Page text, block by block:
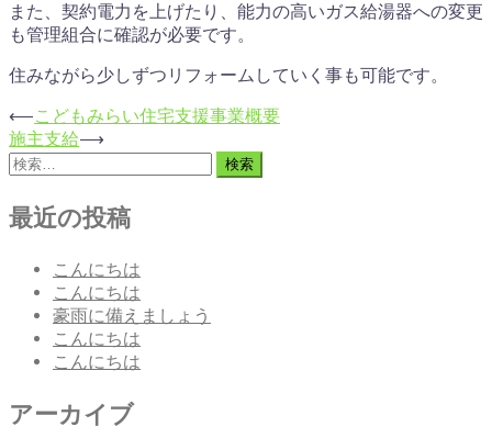
また、契約電力を上げたり、能力の高いガス給湯器への変更
も管理組合に確認が必要です。
住みながら少しずつリフォームしていく事も可能です。
投
稿
ナ
ゲ
ー
シ
ョ
⟵こどもみらい住宅支援事業概要
施主支給⟶
検
最近の投稿
こんにちは
こんにちは
豪雨に備えましょう
こんにちは
こんにちは
アーカイブ